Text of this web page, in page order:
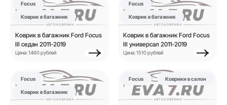
Focus
Коврик в багажник
Коврик в багажник Ford Focus
III седан 2011-2019
Цена: 1460 рублей
Focus
Коврик в багажник
Коврик в багажник Ford Focus
III универсал 2011-2019
Цена: 1510 рублей
Focus
Коврик в багажник
Focus Коврики в салон